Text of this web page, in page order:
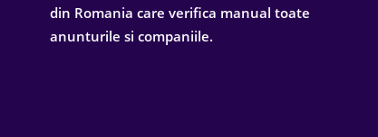
din Romania care verifica manual toate
anunturile si companiile.